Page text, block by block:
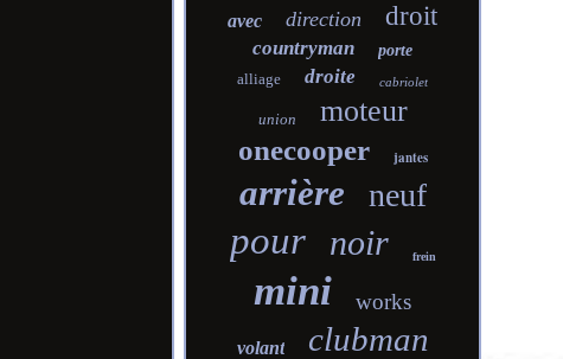
avec direction droit
countryman
porte
alliage
droite cabriolet
union moteur
onecooper jantes
arrière neuf
pour noir frein
mini works
volant clubman